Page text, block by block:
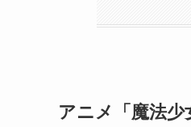
アニメ「魔法